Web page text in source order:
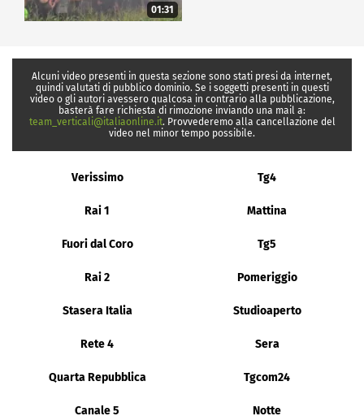
01:31
Alcuni video presenti in questa sezione sono stati presi da internet,
quindi valutati di pubblico dominio. Se i soggetti presenti in questi
video o gli autori avessero qualcosa in contrario alla pubblicazione,
basterà fare richiesta di rimozione inviando una mail a:
team_verticali@italiaonline.it. Provvederemo alla cancellazione del
video nel minor tempo possibile.
Verissimo Tg4
Rai 1 Mattina
Fuori dal Coro Tg5
Rai 2 Pomeriggio
Stasera Italia Studioaperto
Rete 4 Sera
Quarta Repubblica Tgcom24
Canale 5 Notte